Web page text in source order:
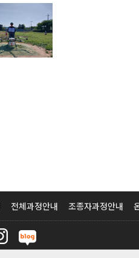
전체과정안내 조종자과정안내